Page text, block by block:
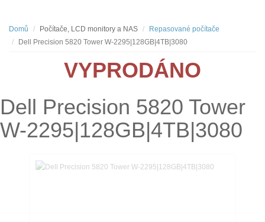
Domů Počítače, LCD monitory a NAS
Repasované počítače
Dell Precision 5820 Tower W-2295|128GB|4TB|3080
VYPRODÁNO
Dell Precision 5820 Tower
W-2295|128GB|4TB|3080